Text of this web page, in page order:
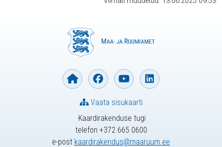
Kaardirakenduse tugi
telefon +372 665 0600
e-post kaardirakendus@maaruum.ee
Vaata sisukaarti